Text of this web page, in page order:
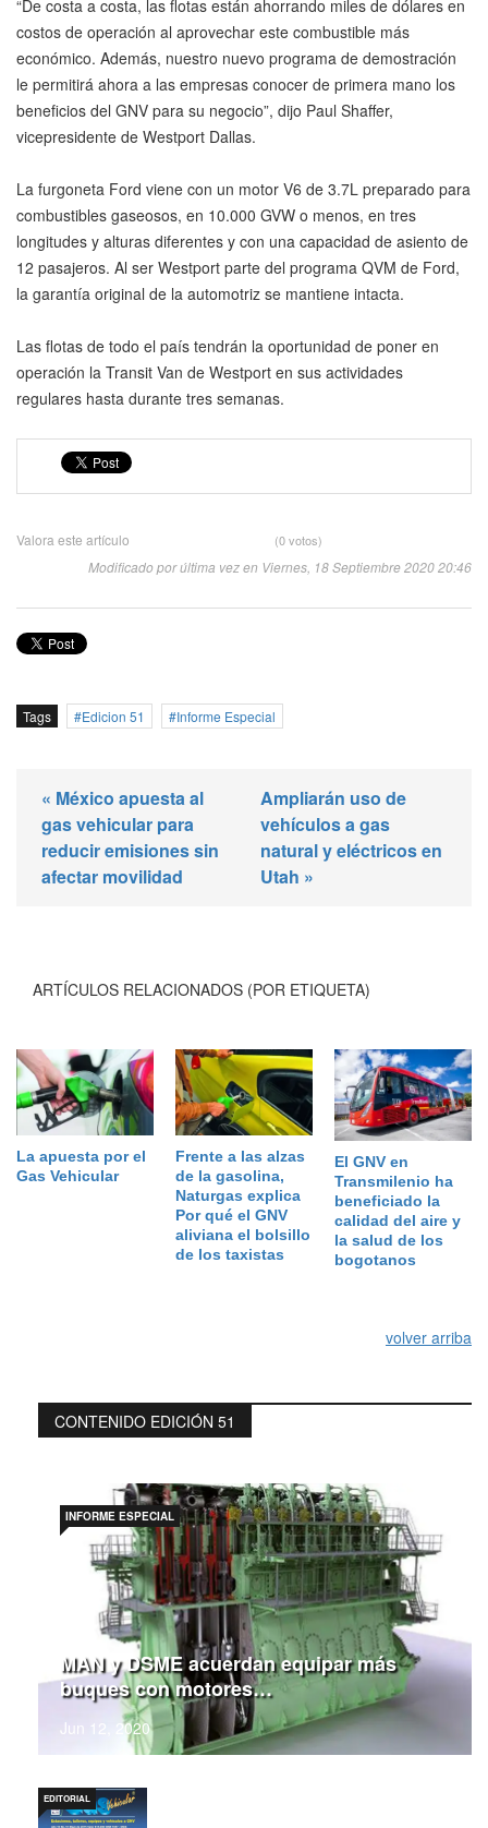
“De costa a costa, las flotas están ahorrando miles de dólares en
costos de operación al aprovechar este combustible más
económico. Además, nuestro nuevo programa de demostración
le permitirá ahora a las empresas conocer de primera mano los
beneficios del GNV para su negocio”, dijo Paul Shaffer,
vicepresidente de Westport Dallas.
La furgoneta Ford viene con un motor V6 de 3.7L preparado para
combustibles gaseosos, en 10.000 GVW o menos, en tres
longitudes y alturas diferentes y con una capacidad de asiento de
12 pasajeros. Al ser Westport parte del programa QVM de Ford,
la garantía original de la automotriz se mantiene intacta.
Las flotas de todo el país tendrán la oportunidad de poner en
operación la Transit Van de Westport en sus actividades
regulares hasta durante tres semanas.
Valora este artículo (0 votos)
Modificado por última vez en Viernes, 18 Septiembre 2020 20:46
Tags Edicion 51 Informe Especial
« México apuesta al
gas vehicular para
reducir emisiones sin
afectar movilidad
Ampliarán uso de
vehículos a gas
natural y eléctricos en
Utah »
ARTÍCULOS RELACIONADOS (POR ETIQUETA)
La apuesta por el
Gas Vehicular
Frente a las alzas
de la gasolina,
Naturgas explica
Por qué el GNV
aliviana el bolsillo
de los taxistas
El GNV en
Transmilenio ha
beneficiado la
calidad del aire y
la salud de los
bogotanos
volver arriba
CONTENIDO EDICIÓN 51
MAN y DSME acuerdan equipar más
buques con motores…
Jun 12, 2020
INFORME ESPECIAL
EDITORIAL